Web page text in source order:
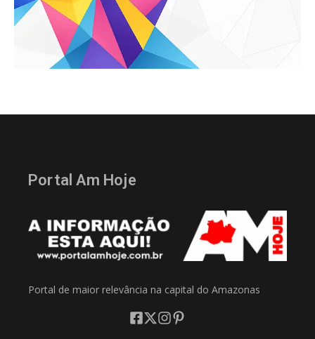
Portal Am Hoje
Portal de maior relevância na capital do Amazonas